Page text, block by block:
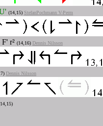
(14,15) StefanPochmann V-Perm
r² (14,16) Dennis Nilsson
Dennis Nilsson